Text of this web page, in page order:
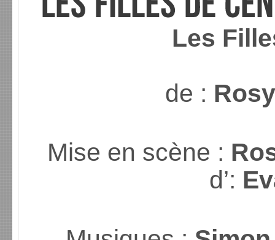
Les
de :
Mise en scène :
d’: